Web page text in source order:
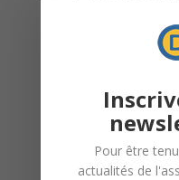
Leur prestation
convaincu le
remporter
BRAVO À
FINALISTES
Pour être
actualités de